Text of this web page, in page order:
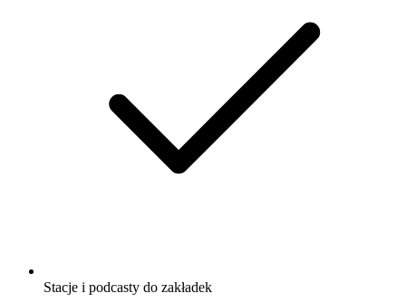
Stacje i podcasty do zakładek